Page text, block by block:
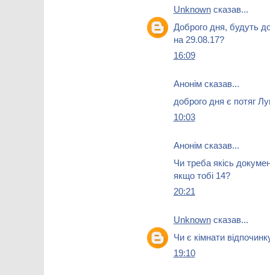
Unknownсказав...
Доброго дня, будуть
на 29.08.17?
16:09
Анонім сказав...
доброго дня є потяг
10:03
Анонім сказав...
Чи треба якісь
якщо тобі 14?
20:21
Unknownсказав...
Чи є кімнати
19:10